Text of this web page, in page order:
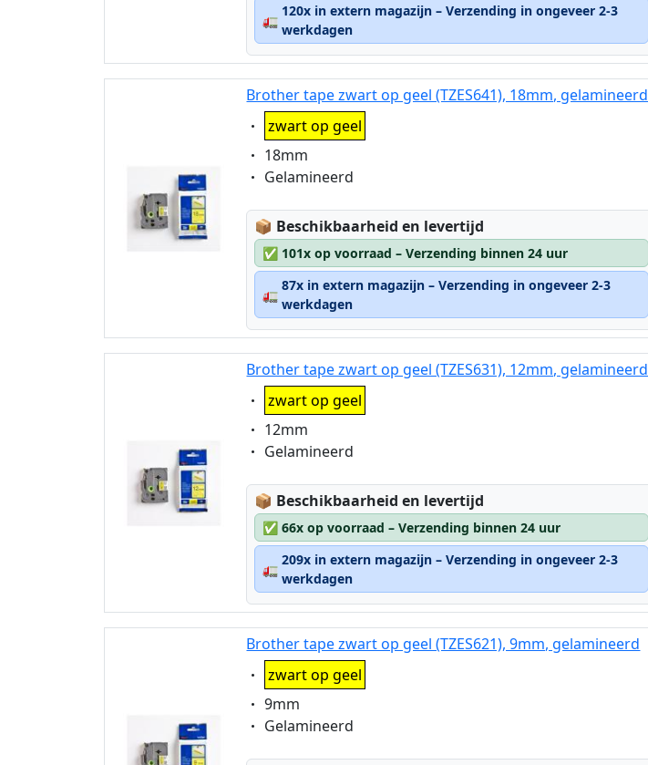
🚛
120x in extern magazijn – Verzending in ongeveer 2-3
werkdagen
Brother tape zwart op geel (TZES641), 18mm, gelamineerd
Eigenschaft:
zwart op geel
Eigenschaft:
18mm
Eigenschaft:
Gelamineerd
📦 Lagerstatus:
Beschikbaarheid en levertijd
✅ 101x op voorraad – Verzending binnen 24 uur
🚛
87x in extern magazijn – Verzending in ongeveer 2-3
werkdagen
Brother tape zwart op geel (TZES631), 12mm, gelamineerd
Eigenschaft:
zwart op geel
Eigenschaft:
12mm
Eigenschaft:
Gelamineerd
📦 Lagerstatus:
Beschikbaarheid en levertijd
✅ 66x op voorraad – Verzending binnen 24 uur
🚛
209x in extern magazijn – Verzending in ongeveer 2-3
werkdagen
Brother tape zwart op geel (TZES621), 9mm, gelamineerd
Eigenschaft:
zwart op geel
Eigenschaft:
9mm
Eigenschaft:
Gelamineerd